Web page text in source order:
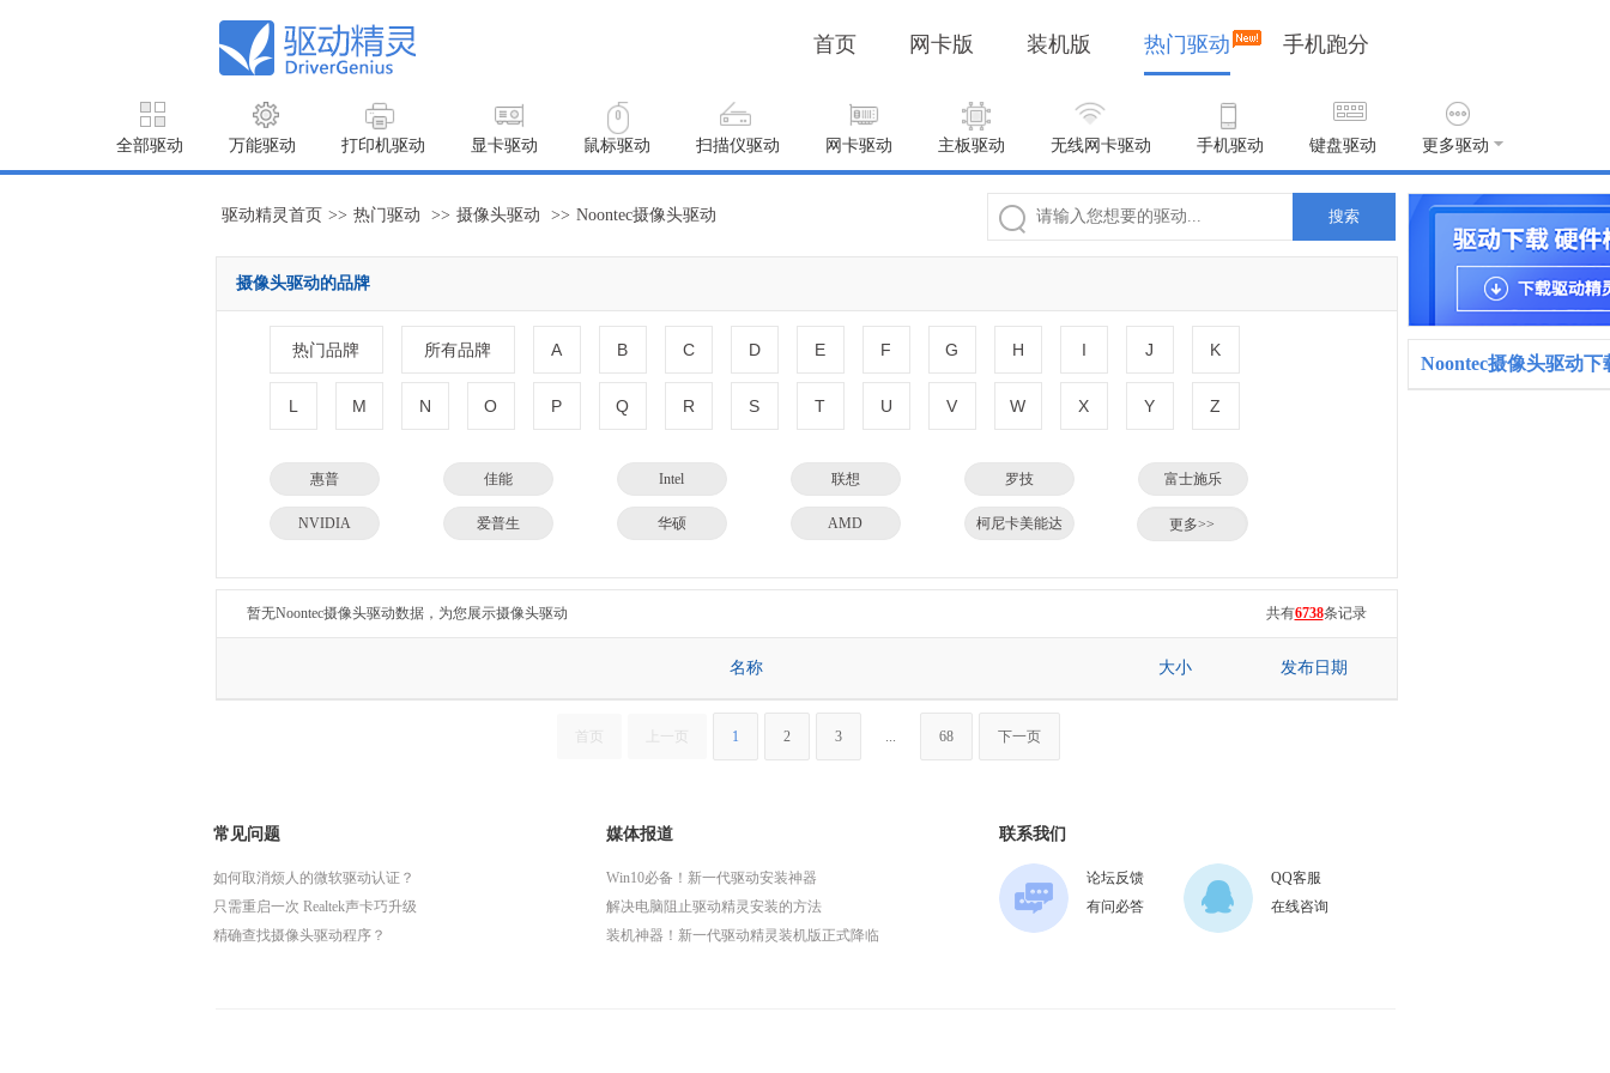
首页 网卡版 装机版 热门驱动 手机跑分
全部驱动 万能驱动 打印机驱动 显卡驱动 鼠标驱动 扫描仪驱动 网卡驱动 主板驱动 无线网卡驱动 手机驱动 键盘驱动 更多驱动
驱动精灵首页 >> 热门驱动 >> 摄像头驱动 >> Noontec摄像头驱动 搜索
摄像头驱动的品牌
热门品牌 所有品牌 A B C D E F G H I J K
L M N O P Q R S T U V W X Y Z
惠普 佳能 Intel 联想 罗技 富士施乐
NVIDIA 爱普生 华硕 AMD 柯尼卡美能达 小米
得力 瑞昱
更多>>
暂无Noontec摄像头驱动数据，为您展示摄像头驱动 共有6738条记录
名称 大小 发布日期
首页 上一页 1 2 3 ... 68 下一页
Noontec摄像头驱动下
常见问题
如何取消烦人的微软驱动认证？
只需重启一次 Realtek声卡巧升级
精确查找摄像头驱动程序？
媒体报道
Win10必备！新一代驱动安装神器
解决电脑阻止驱动精灵安装的方法
装机神器！新一代驱动精灵装机版正式降临
联系我们
论坛反馈
有问必答
QQ客服
在线咨询